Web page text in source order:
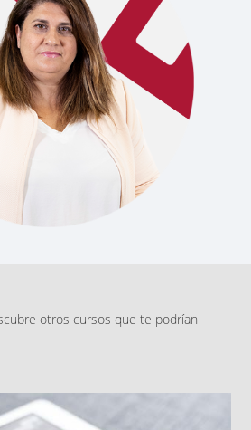
otros cursos que te podrían